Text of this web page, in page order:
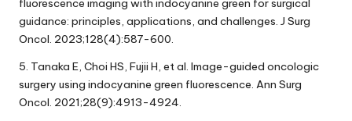
fluorescence imaging with indocyanine green for surgical
guidance: principles, applications, and challenges. J Surg
Oncol. 2023;128(4):587-600.
5. Tanaka E, Choi HS, Fujii H, et al. Image-guided oncologic
surgery using indocyanine green fluorescence. Ann Surg
Oncol. 2021;28(9):4913-4924.